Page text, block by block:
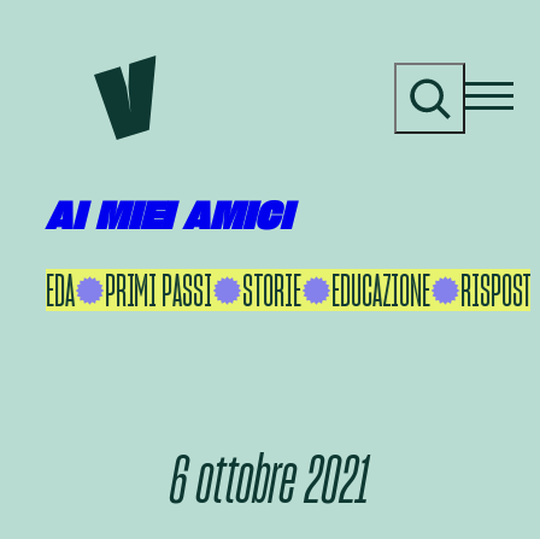
contenuto
r
AI MIEI AMICI
IKEDA PRIMI PASSI STORIE EDUCAZIONE
6 ottobre 2021